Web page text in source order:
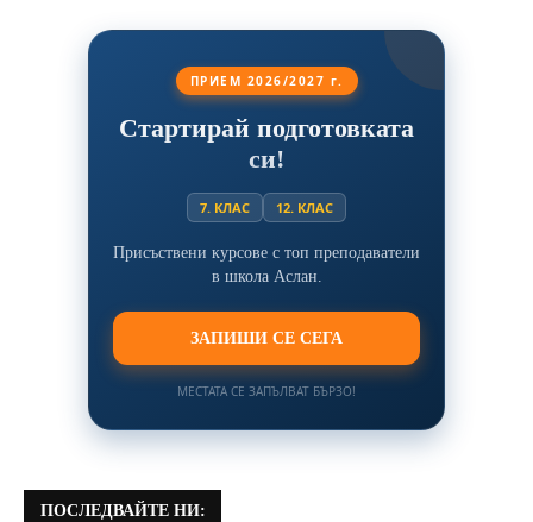
ПРИЕМ 2026/2027 г.
Стартирай подготовката
си!
7. КЛАС 12. КЛАС
Присъствени курсове с топ преподаватели
в школа Аслан.
ЗАПИШИ СЕ СЕГА
МЕСТАТА СЕ ЗАПЪЛВАТ БЪРЗО!
ПОСЛЕДВАЙТЕ НИ: